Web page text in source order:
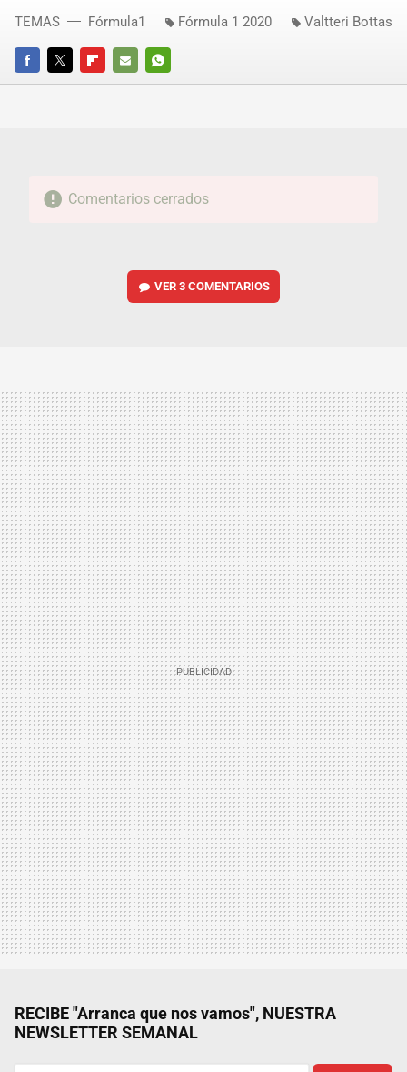
FACEBOOKTWITTERFLIPBOARD
E-
WHATSAPP
TEMAS Fórmula1 Fórmula 1 2020 Valtteri Bottas
Comentarios cerrados
VER3 COMENTARIOS
RECIBE "Arranca que nos vamos", NUESTRA
NEWSLETTER SEMANAL